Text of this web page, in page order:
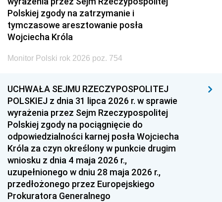
Polskiej zgody na zatrzymanie i
tymczasowe aresztowanie posła
Wojciecha Króla
Monitor Polski rok 2026 poz. 754
UCHWAŁA SEJMU RZECZYPOSPOLITEJ
POLSKIEJ z dnia 31 lipca 2026 r. w sprawie
wyrażenia przez Sejm Rzeczypospolitej
Polskiej zgody na pociągnięcie do
odpowiedzialności karnej posła Wojciecha
Króla za czyn określony w punkcie drugim
wniosku z dnia 4 maja 2026 r.,
uzupełnionego w dniu 28 maja 2026 r.,
przedłożonego przez Europejskiego
Prokuratora Generalnego